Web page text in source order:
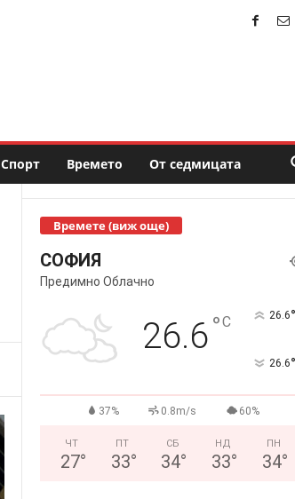
Спорт Времето От седмицата
Времете (виж още)
СОФИЯ
Предимно Облачно
26.6°C 26.6°
26.6°
37% 0.8m/s 60%
ЧТ
27°
ПТ
33°
СБ
34°
НД
33°
ПН
34°